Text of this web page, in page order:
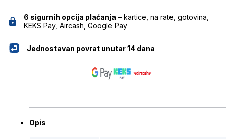
6 sigurnih opcija plaćanja – kartice, na rate, gotovina,
KEKS Pay, Aircash, Google Pay
Jednostavan povrat unutar 14 dana
Opis